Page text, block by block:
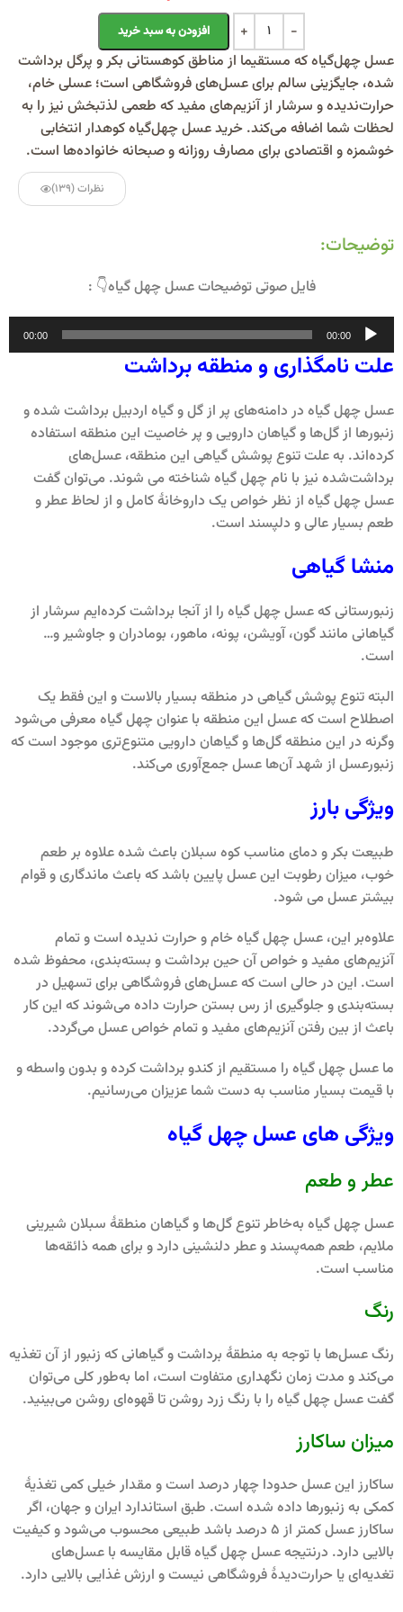
افزودن به سبد خرید
Alternative:
عسل چهل‌گیاه که مستقیما از مناطق کوهستانی بکر و پرگل برداشت
شده، جایگزینی سالم برای عسل‌های فروشگاهی است؛ عسلی خام،
حرارت‌ندیده و سرشار از آنزیم‌های مفید که طعمی لذتبخش نیز را به
لحظات شما اضافه می‌کند. خرید عسل چهل‌گیاه کوهدار انتخابی
خوشمزه و اقتصادی برای مصارف روزانه و صبحانه خانواده‌ها است.
نظرات (139)
توضیحات:
فایل صوتی توضیحات عسل چهل گیاه👇 :
پخش‌کننده
صوت
00:00
00:00
علت نامگذاری و منطقه برداشت
عسل چهل گیاه در دامنه‌های پر از گل و گیاه اردبیل برداشت شده و
زنبورها از گل‌ها و گیاهان دارویی و پر خاصیت این منطقه استفاده
کرده‌اند. به علت تنوع پوشش گیاهی این منطقه، عسل‌های
برداشت‌شده نیز با نام چهل گیاه شناخته می شوند. می‌توان گفت
عسل چهل گیاه از نظر خواص یک داروخانۀ کامل و از لحاظ عطر و
طعم بسیار عالی و دلپسند است.
منشا گیاهی
زنبورستانی که عسل چهل گیاه را از آنجا برداشت کرده‌ایم سرشار از
گیاهانی مانند گون، آویشن، پونه، ماهور، بومادران و جاوشیر و…
است.
البته تنوع پوشش گیاهی در منطقه بسیار بالاست و این فقط یک
اصطلاح است که عسل این منطقه با عنوان چهل گیاه معرفی می‌شود
وگرنه در این منطقه گل‌ها و گیاهان دارویی متنوع‌تری موجود است که
زنبورعسل از شهد آن‌ها عسل جمع‌آوری می‌کند.
ویژگی بارز
طبیعت بکر و دمای مناسب کوه سبلان باعث شده علاوه بر طعم
خوب، میزان رطوبت این عسل پایین باشد که باعث ماندگاری و قوام
بیشتر عسل می شود.
علاوه‌بر این، عسل چهل گیاه خام و حرارت ندیده است و تمام
آنزیم‌های مفید و خواص آن حین برداشت و بسته‌بندی، محفوظ شده
است. این در حالی است که عسل‌های فروشگاهی برای تسهیل در
بسته‌بندی و جلوگیری از رس بستن حرارت داده می‌شوند که این کار
باعث از بین رفتن آنزیم‌های مفید و تمام خواص عسل می‌گردد.
ما عسل چهل گیاه را مستقیم از کندو برداشت کرده و بدون واسطه و
با قیمت بسیار مناسب به دست شما عزیزان می‌رسانیم.
ویژگی های عسل چهل گیاه
عطر و طعم
عسل چهل گیاه به‌خاطر تنوع گل‌ها و گیاهان منطقۀ سبلان شیرینی
ملایم، طعم همه‌پسند و عطر دلنشینی دارد و برای همه ذائقه‌ها
مناسب است.
رنگ
رنگ عسل‌ها با توجه به منطقۀ برداشت و گیاهانی که زنبور از آن تغذیه
می‌کند و مدت زمان نگهداری متفاوت است، اما به‌طور کلی می‌توان
گفت عسل چهل گیاه را با رنگ زرد روشن تا قهوه‌ای روشن می‌بینید.
میزان ساکارز
ساکارز این عسل حدودا چهار درصد است و مقدار خیلی کمی تغذیۀ
کمکی به زنبورها داده شده است. طبق استاندارد ایران و جهان، اگر
ساکارز عسل کمتر از 5 درصد باشد طبیعی محسوب می‌شود و کیفیت
بالایی دارد. درنتیجه عسل چهل‌ گیاه قابل مقایسه با عسل‌های
تغدیه‌ای یا حرارت‌دیدۀ فروشگاهی نیست و ارزش غذایی بالایی دارد.